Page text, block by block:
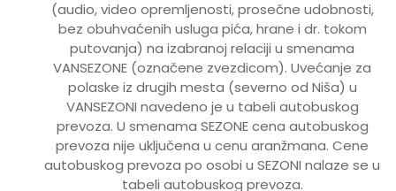
(audio, video opremljenosti, prosečne udobnosti,
bez obuhvaćenih usluga pića, hrane i dr. tokom
putovanja) na izabranoj relaciji u smenama
VANSEZONE (označene zvezdicom). Uvećanje za
polaske iz drugih mesta (severno od Niša) u
VANSEZONI navedeno je u tabeli autobuskog
prevoza. U smenama SEZONE cena autobuskog
prevoza nije uključena u cenu aranžmana. Cene
autobuskog prevoza po osobi u SEZONI nalaze se u
tabeli autobuskog prevoza.